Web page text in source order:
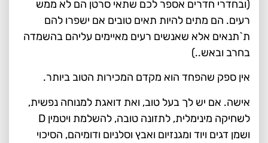
(ובחדרי חדרים אספר לכם שתאי סרטן הם לא ממש
רעים. הם מתים להיות תאים טובים אם ישפרו להם
ת`תנאים אלא שאנשים רעים מאיימים עליהם בהשמדה
בחרב ובאש..)
אין ספק שהפחד הוא מקדם המכירות הטוב ביותר.
אישה. אם יש לך בעל טוב, ואת דואגת למנוחה נפשית,
לשחיקה מינימלית, לתזונה טובה, להשלמת ויטמין D
ושמן דגים ויוד ומגנזיום ואבץ וסלניום ודומיהם, הסיכוי